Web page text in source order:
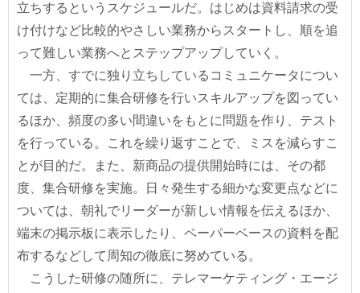
立ちするというスケジュールだ。はじめは資料請求の受
け付けなど比較的やさしい業務からスタートし、順を追
って難しい業務へとステップアップしていく。
一方、すでに独り立ちしているコミュニケータについ
ては、定期的に集合研修を行いスキルアップを図ってい
るほか、頻度の多い間違いをもとに問題を作り、テスト
を行っている。これを繰り返すことで、ミスを減らすこ
とが目的だ。また、新商品の提供開始時には、その都
度、集合研修を実施。日々発生する細かな変更点などに
ついては、朝礼でリーダーが新しい情報を伝えるほか、
端末の掲示板に表示したり、ペーパーベースの資料を配
布するなどして周知の徹底に努めている。
こうした研修の随所に、テレマーケティング・エージ